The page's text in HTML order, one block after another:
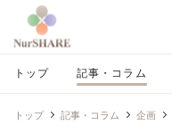
トップ 記事・コラム
トップ 記事・コラム 企画